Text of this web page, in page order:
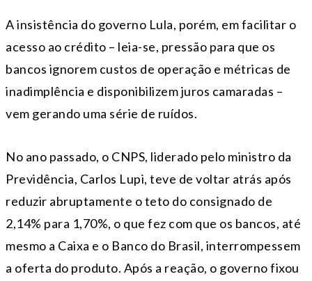
A insistência do governo Lula, porém, em facilitar o
acesso ao crédito – leia-se, pressão para que os
bancos ignorem custos de operação e métricas de
inadimplência e disponibilizem juros camaradas –
vem gerando uma série de ruídos.
No ano passado, o CNPS, liderado pelo ministro da
Previdência, Carlos Lupi, teve de voltar atrás após
reduzir abruptamente o teto do consignado de
2,14% para 1,70%, o que fez com que os bancos, até
mesmo a Caixa e o Banco do Brasil, interrompessem
a oferta do produto. Após a reação, o governo fixou